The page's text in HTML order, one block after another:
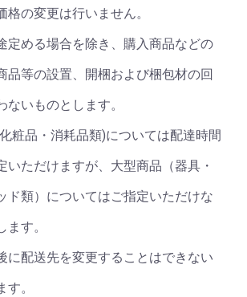
格の変更は行いません。
定める場合を除き、購入商品などの
品等の設置、開梱および梱包材の回
ないものとします。
粧品・消耗品類)については配達時間
いただけますが、大型商品（器具・
ド類）についてはご指定いただけな
ます。
に配送先を変更することはできない
す。